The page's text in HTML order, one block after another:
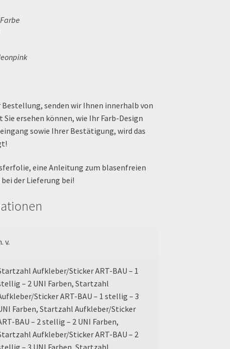
senden wir Ihnen innerhalb von
ersehen können, wie Ihr Farb-Design
sowie Ihrer Bestätigung, wird das
eine Anleitung zum blasenfreien
der Lieferung bei!
v.
Aufkleber/Sticker ART-BAU – 1
– 2 UNI Farben, Startzahl
Sticker ART-BAU – 1 stellig – 3
Farben, Startzahl Aufkleber/Sticker
BAU – 2 stellig – 2 UNI Farben,
Aufkleber/Sticker ART-BAU – 2
– 3 UNI Farben, Startzahl